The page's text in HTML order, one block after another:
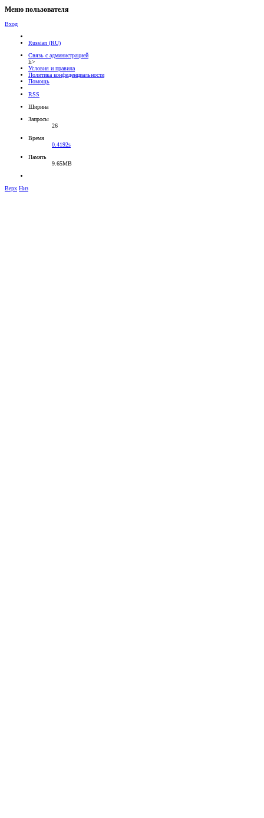
Меню пользователя
Вход
Russian (RU)
Связь с администрацией
li>
Условия и правила
Политика конфиденциальности
Помощь
RSS
Ширина
Запросы
26
Время
0.4192s
Память
9.65MB
Верх Низ